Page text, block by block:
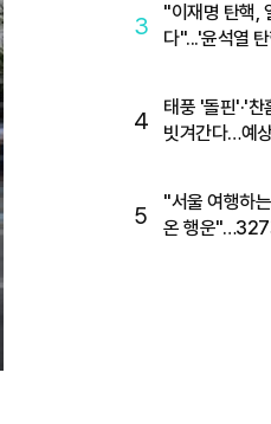
3
"이재명 탄핵,
다"...'윤석열
4
태풍 '돌핀'·'찬
빗겨간다…예
5
"서울 여행하
온 행운"…327